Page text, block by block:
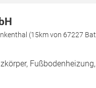
(15km von 67227